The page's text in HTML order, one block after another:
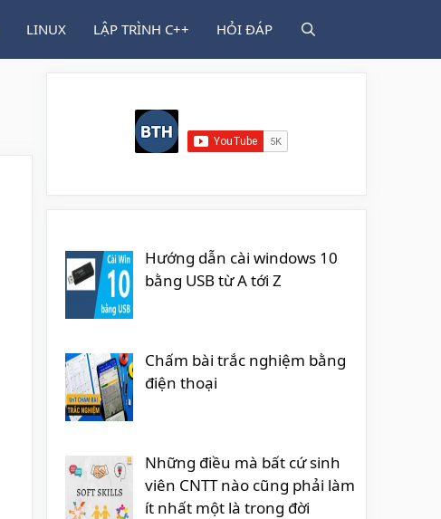
LINUX LẬP TRÌNH C++ HỎI ĐÁP
Hướng dẫn cài windows 10
bằng USB từ A tới Z
Chấm bài trắc nghiệm bằng
điện thoại
Những điều mà bất cứ sinh
viên CNTT nào cũng phải làm
ít nhất một là trong đời